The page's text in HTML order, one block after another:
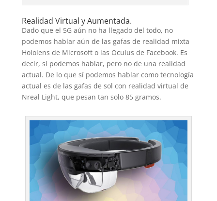
Realidad Virtual y Aumentada.
Dado que el 5G aún no ha llegado del todo, no
podemos hablar aún de las gafas de realidad mixta
Hololens de Microsoft o las Oculus de Facebook. Es
decir, sí podemos hablar, pero no de una realidad
actual. De lo que sí podemos hablar como tecnología
actual es de las gafas de sol con realidad virtual de
Nreal Light, que pesan tan solo 85 gramos.